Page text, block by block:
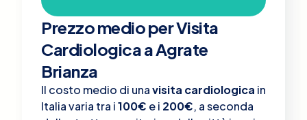
Prezzo medio per Visita
Cardiologica a Agrate
Brianza
Il costo medio di unavisita cardiologica in
Italia varia tra i100€ e i 200€, a seconda